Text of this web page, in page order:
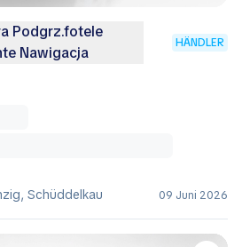
Podgrz.fotele
Nawigacja
HÄNDLER
Schüddelkau
09 Juni 2026